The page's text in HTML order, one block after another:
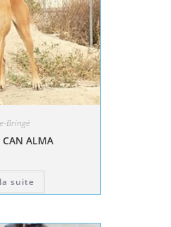
Bringé
CAN ALMA
suite